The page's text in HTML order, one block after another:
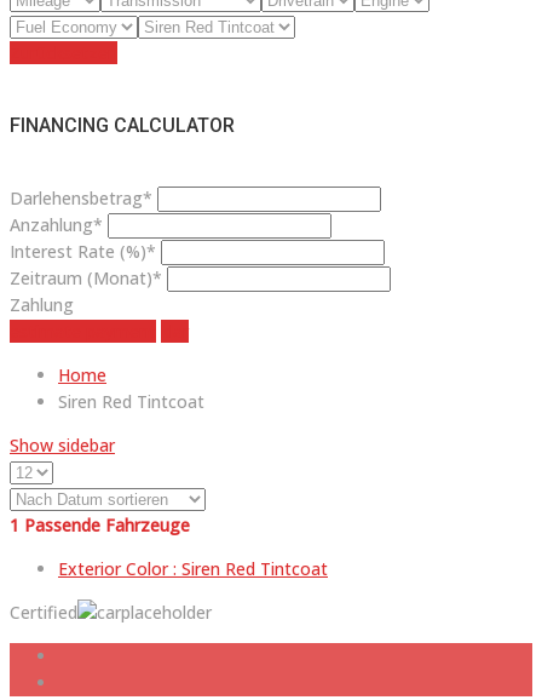
FINANCING CALCULATOR
Darlehensbetrag*
Anzahlung*
Interest Rate (%)*
Zeitraum (Monat)*
Zahlung
Home
Siren Red Tintcoat
Show sidebar
1 Passende Fahrzeuge
Exterior Color : Siren Red Tintcoat
Certified